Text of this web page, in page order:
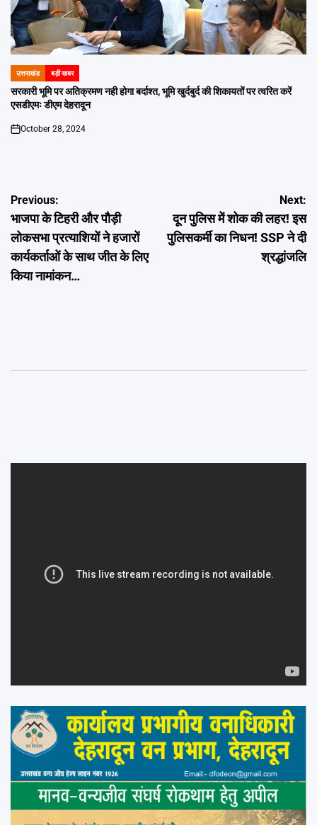
POSTED
IN
उत्तराखंड बड़ी खबर
सरकारी भूमि पर अतिक्रमण नही होगा बर्दाश्त, भूमि खुर्दबुर्द की शिकायतों पर त्वरित करें
एसडीएमः डीएम देहरादून
on
October 28, 2024
Post
navigation
Previous:
भाजपा के टिहरी और पौड़ी
लोकसभा प्रत्याशियों ने हजारों
कार्यकर्ताओं के साथ जीत के लिए
किया नामांकन…
Next:
दून पुलिस में शोक की लहर! इस
पुलिसकर्मी का निधन! SSP ने दी
श्रद्धांजलि